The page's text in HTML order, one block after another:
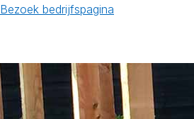
Bezoek bedrijfspagina